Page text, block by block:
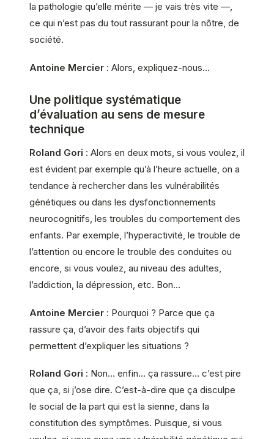
la pathologie qu’elle mérite — je vais très vite —,
ce qui n’est pas du tout rassurant pour la nôtre, de
société.
Antoine Mercier : Alors, expliquez-nous…
Une politique systématique
d’évaluation au sens de mesure
technique
Roland Gori : Alors en deux mots, si vous voulez, il
est évident par exemple qu’à l’heure actuelle, on a
tendance à rechercher dans les vulnérabilités
génétiques ou dans les dysfonctionnements
neurocognitifs, les troubles du comportement des
enfants. Par exemple, l’hyperactivité, le trouble de
l’attention ou encore le trouble des conduites ou
encore, si vous voulez, au niveau des adultes,
l’addiction, la dépression, etc. Bon…
Antoine Mercier : Pourquoi ? Parce que ça
rassure ça, d’avoir des faits objectifs qui
permettent d’expliquer les situations ?
Roland Gori : Non… enfin… ça rassure… c’est pire
que ça, si j’ose dire. C’est-à-dire que ça disculpe
le social de la part qui est la sienne, dans la
constitution des symptômes. Puisque, si vous